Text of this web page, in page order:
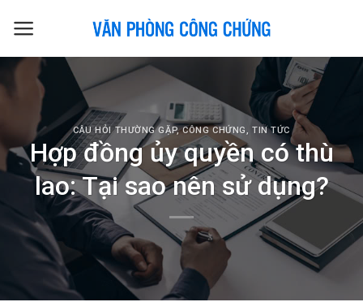
CÂU HỎI THƯỜNG GẶP,CÔNG CHỨNG,TIN TỨC
Hợp đồng ủy quyền có thù
lao: Tại sao nên sử dụng?